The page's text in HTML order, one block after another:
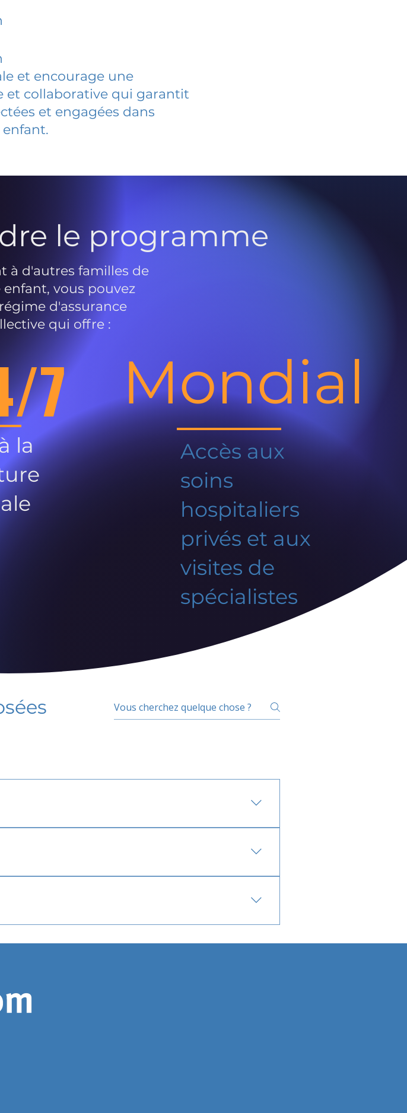
et encourage une
et collaborative qui garantit
et engagées dans
le programme
à d'autres familles de
enfant, vous pouvez
d'assurance
qui offre :
7
la
Mondial
Accès aux
soins
hospitaliers
privés et aux
visites de
spécialistes